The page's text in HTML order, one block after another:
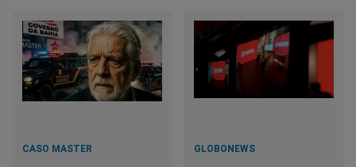
CASO MASTER GLOBONEWS